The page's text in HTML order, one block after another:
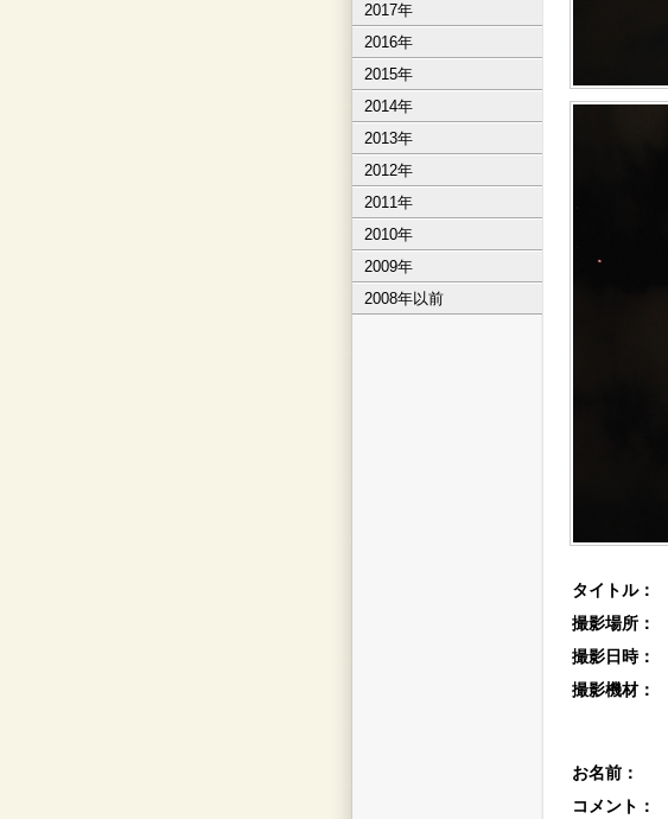
2017年
2016年
2015年
2014年
2013年
2012年
2011年
2010年
2009年
2008年以前
タイトル：
撮影場所：
撮影日時：
撮影機材：
お名前：
コメント：